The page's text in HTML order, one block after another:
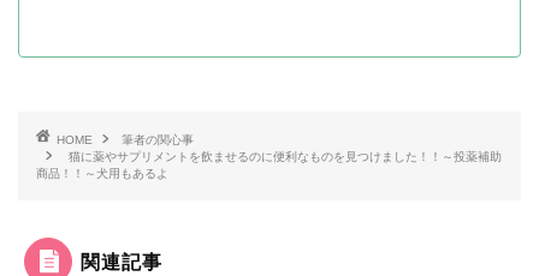
HOME
筆者の関心事
猫に薬やサプリメントを飲ませるのに便利なものを見つけました！！～投薬補助
商品！！～犬用もあるよ
関連記事